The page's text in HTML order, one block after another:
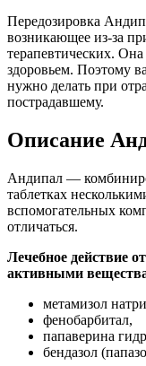
Передозировка
возникающее из-за
терапевтических.
здоровьем. Поэтому
нужно делать при
пострадавшему.
Описание
Андипал —
таблетках
вспомогательных
отличаться.
Лечебное действие
активными
метамизол
фенобарбитал,
папаверина
бендазол